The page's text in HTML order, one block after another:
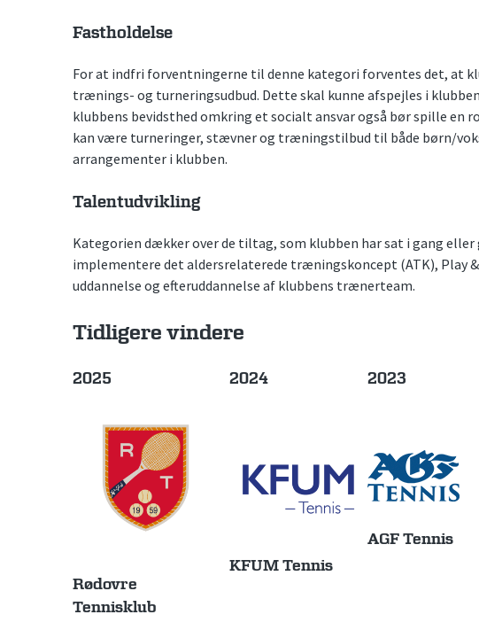
Fastholdelse
For at indfri forventningerne til denne kategori forventes det, at
trænings- og turneringsudbud. Dette skal kunne afspejles i
klubbens bevidsthed omkring et socialt ansvar også bør spille en
kan være turneringer, stævner og træningstilbud til både børn/
arrangementer i klubben.
Talentudvikling
Kategorien dækker over de tiltag, som klubben har sat i gang
implementere det aldersrelaterede træningskoncept (ATK), Play
uddannelse og efteruddannelse af klubbens trænerteam.
Tidligere vindere
2025
Rødovre
Tennisklub
2024
KFUM Tennis
2023
AGF Tennis